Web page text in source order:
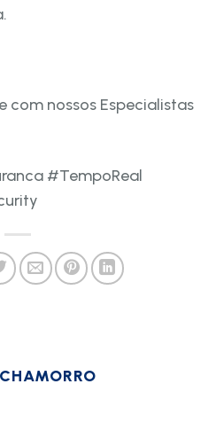
com nossos Especialistas
#TempoReal